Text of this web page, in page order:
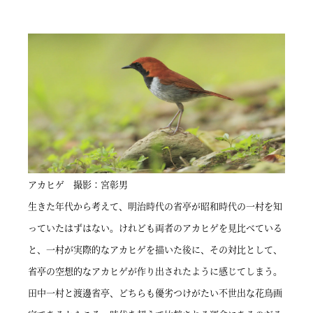
アカヒゲ 撮影：宮彰男
生きた年代から考えて、明治時代の省亭が昭和時代の一村を知
っていたはずはない。けれども両者のアカヒゲを見比べている
と、一村が実際的なアカヒゲを描いた後に、その対比として、
省亭の空想的なアカヒゲが作り出されたように感じてしまう。
田中一村と渡邊省亭、どちらも優劣つけがたい不世出な花鳥画